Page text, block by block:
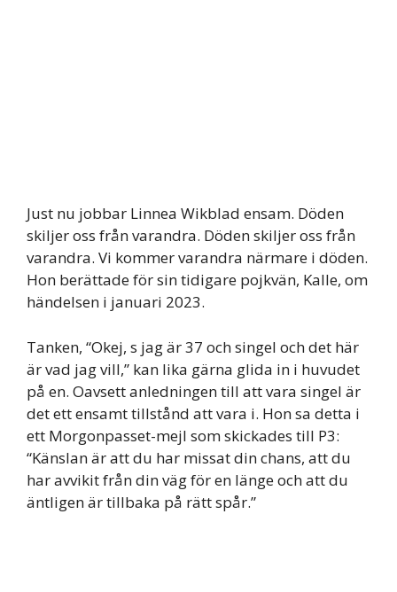
Just nu jobbar Linnea Wikblad ensam. Döden
skiljer oss från varandra. Döden skiljer oss från
varandra. Vi kommer varandra närmare i döden.
Hon berättade för sin tidigare pojkvän, Kalle, om
händelsen i januari 2023.
Tanken, “Okej, s jag är 37 och singel och det här
är vad jag vill,” kan lika gärna glida in i huvudet
på en. Oavsett anledningen till att vara singel är
det ett ensamt tillstånd att vara i. Hon sa detta i
ett Morgonpasset-mejl som skickades till P3:
“Känslan är att du har missat din chans, att du
har avvikit från din väg för en länge och att du
äntligen är tillbaka på rätt spår.”